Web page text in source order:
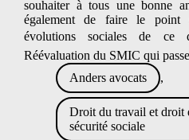
souhaiter à tous une bonne
également de faire le point
évolutions sociales de ce
Réévaluation du SMIC qui
Anders avocats
,
Droit du travail et droit
sécurité sociale